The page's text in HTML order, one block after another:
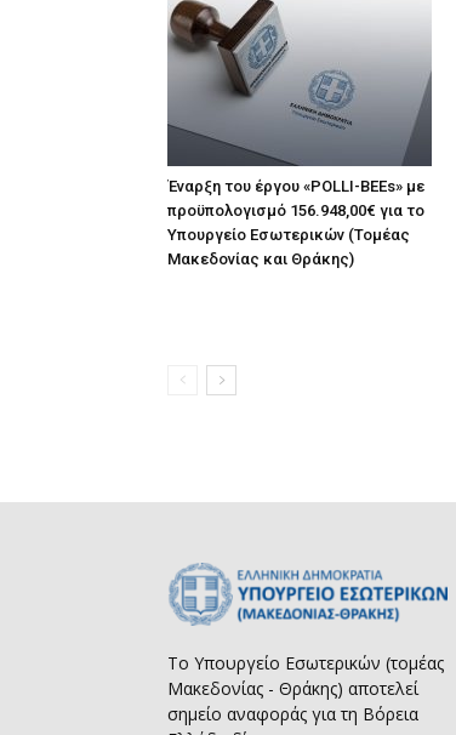
Έναρξη του έργου «POLLI-BEEs» με
προϋπολογισμό 156.948,00€ για το
Υπουργείο Εσωτερικών (Τομέας
Μακεδονίας και Θράκης)
Το Υπουργείο Εσωτερικών (τομέας
Μακεδονίας - Θράκης) αποτελεί
σημείο αναφοράς για τη Βόρεια